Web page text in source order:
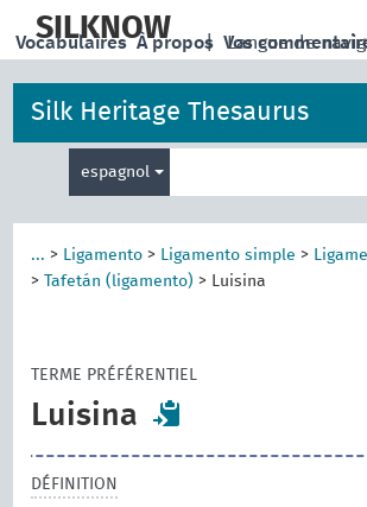
main
SILKNOW | Langue de
Vocabulaires À propos Vos
Silk Heritage Thesaurus
espagnol
de
recherche
... > Ligamento > Ligamento simple >
>
Tafetán (ligamento) > Luisina
TERME PRÉFÉRENTIEL
Luisina
DÉFINITION